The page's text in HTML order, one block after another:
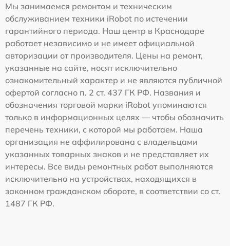
Мы занимаемся ремонтом и техническим
обслуживанием техники iRobot по истечении
гарантийного периода. Наш центр в Краснодаре
работает независимо и не имеет официальной
авторизации от производителя. Цены на ремонт,
указанные на сайте, носят исключительно
ознакомительный характер и не являются публичной
офертой согласно п. 2 ст. 437 ГК РФ. Названия и
обозначения торговой марки iRobot упоминаются
только в информационных целях — чтобы обозначить
перечень техники, с которой мы работаем. Наша
организация не аффилирована с владельцами
указанных товарных знаков и не представляет их
интересы. Все виды ремонтных работ выполняются
исключительно на устройствах, находящихся в
законном гражданском обороте, в соответствии со ст.
1487 ГК РФ.